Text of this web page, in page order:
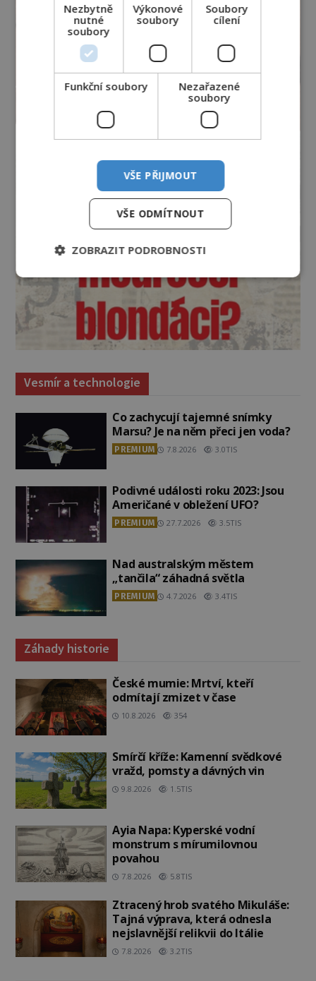
Vesmír a technologie
Co zachycují tajemné snímky
Marsu? Je na něm přeci jen voda?
PREMIUM 7.8.2026 3.0TIS
Podivné události roku 2023: Jsou
Američané v obležení UFO?
PREMIUM 27.7.2026 3.5TIS
Nad australským městem
„tančila“ záhadná světla
PREMIUM 4.7.2026 3.4TIS
Záhady historie
České mumie: Mrtví, kteří
odmítají zmizet v čase
10.8.2026 354
Smírčí kříže: Kamenní svědkové
vražd, pomsty a dávných vin
9.8.2026 1.5TIS
Ayia Napa: Kyperské vodní
monstrum s mírumilovnou
povahou
7.8.2026 5.8TIS
Ztracený hrob svatého Mikuláše:
Tajná výprava, která odnesla
nejslavnější relikvii do Itálie
7.8.2026 3.2TIS
Nezbytně
nutné
soubory
Výkonové
soubory
Soubory
cílení
Funkční soubory
Nezařazené
soubory
VŠE PŘIJMOUT
VŠE ODMÍTNOUT
ZOBRAZIT PODROBNOSTI